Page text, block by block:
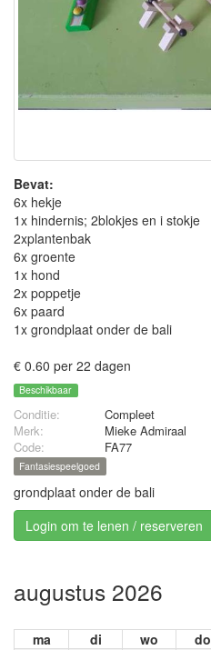
Bevat:
6x hekje
1x hindernis; 2blokjes en i stokje
2xplantenbak
6x groente
1x hond
2x poppetje
6x paard
1x grondplaat onder de bali
€ 0.60 per 22 dagen
Beschikbaar
Conditie:
Compleet
Merk:
Mieke Admiraal
Code:
FA77
Fantasiespeelgoed
grondplaat onder de bali
Login om te lenen / reserveren
augustus 2026
ma di wo do